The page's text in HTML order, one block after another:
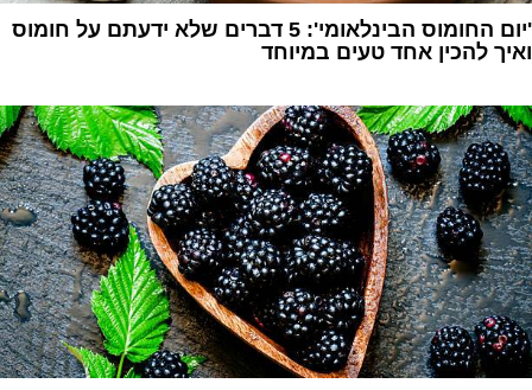
'יום החומוס הבינלאומי': 5 דברים שלא ידעתם על חומוס
ואיך להכין אחד טעים במיוחד